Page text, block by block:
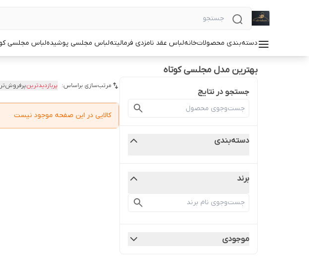
دسته‌بندی محصولاتخانهلباس عقد نامزدی فرمالیتهلباس مجلسی پوشیدهلباس مجلسی
بهترین مدل مجلسی کوتاه
جستجو در نتایج
دسته‌بندی
برند
موجودی
مرتب‌سازی براساس: پربازدیدترین
کالایی در این صفحه موجود نیست